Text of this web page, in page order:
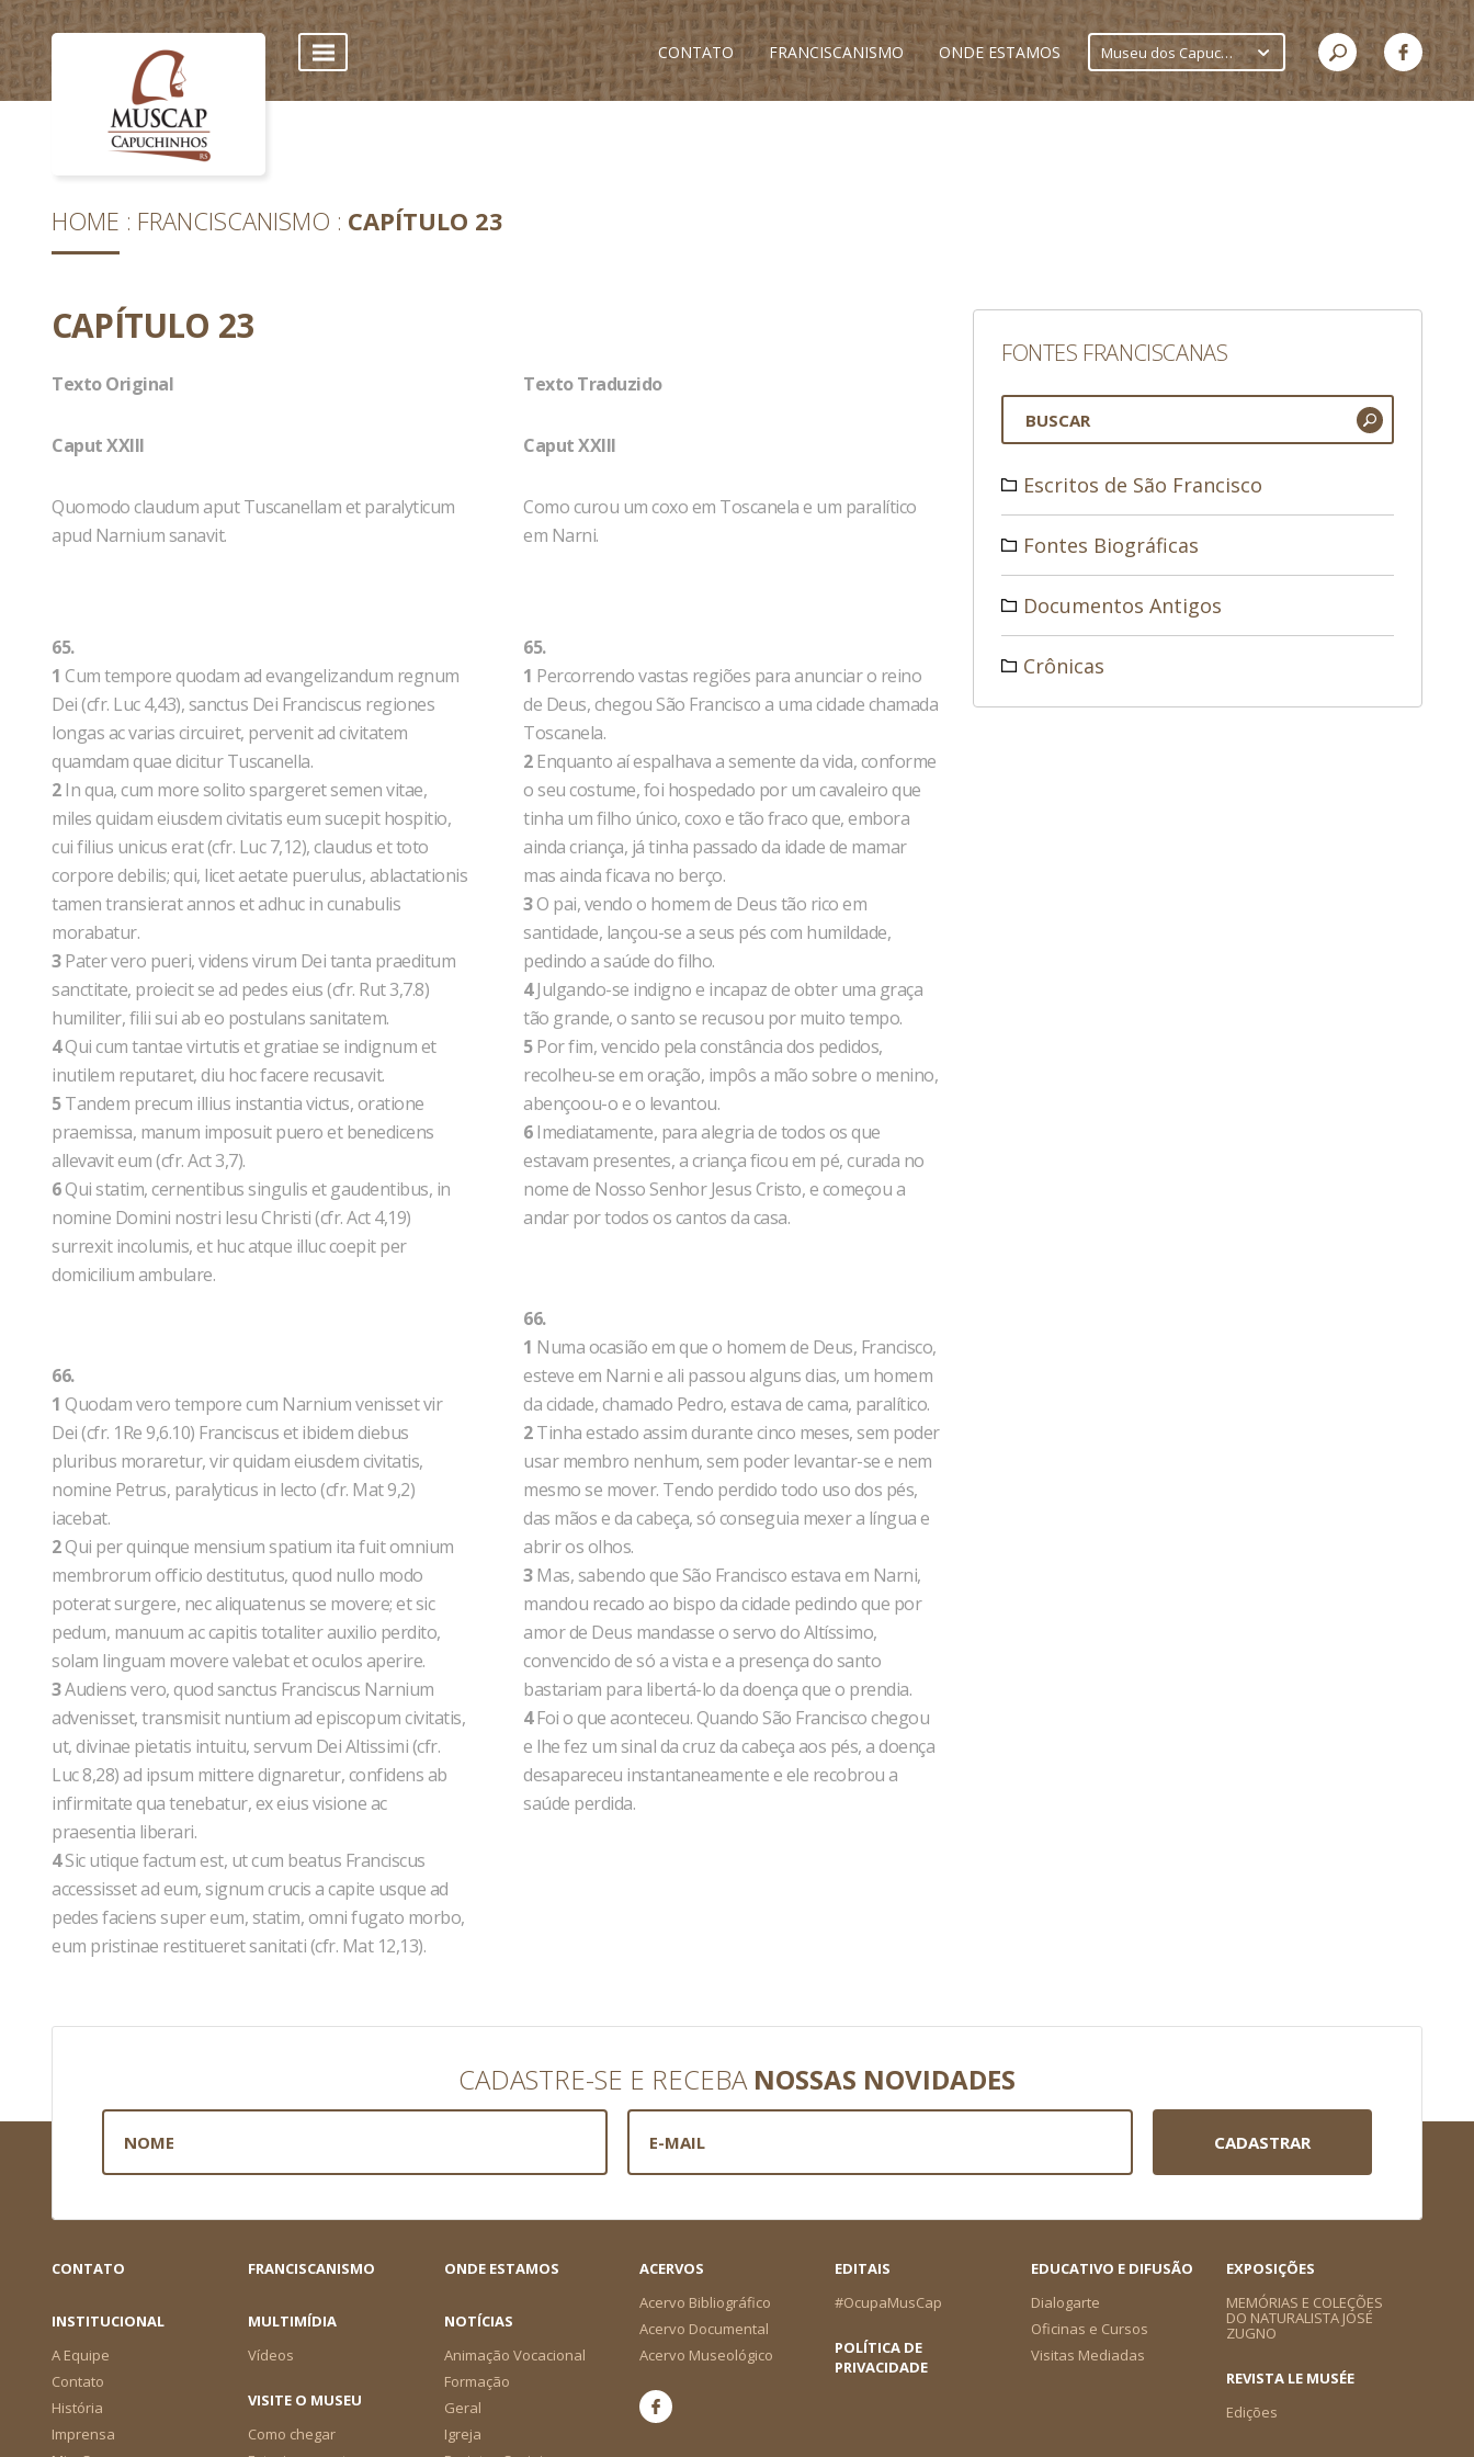
CONTATO FRANCISCANISMO ONDE ESTAMOS Museu dos Capuchinhos
HOME FRANCISCANISMO CAPÍTULO 23
CAPÍTULO 23
Texto Original
Caput XXIII
Quomodo claudum aput Tuscanellam et paralyticum
apud Narnium sanavit.
65.
1 Cum tempore quodam ad evangelizandum regnum
Dei (cfr. Luc 4,43), sanctus Dei Franciscus regiones
longas ac varias circuiret, pervenit ad civitatem
quamdam quae dicitur Tuscanella.
2In qua, cum more solito spargeret semen vitae,
miles quidam eiusdem civitatis eum sucepit hospitio,
cui filius unicus erat (cfr. Luc 7,12), claudus et toto
corpore debilis; qui, licet aetate puerulus, ablactationis
tamen transierat annos et adhuc in cunabulis
morabatur.
3Pater vero pueri, videns virum Dei tanta praeditum
sanctitate, proiecit se ad pedes eius (cfr. Rut 3,7.8)
humiliter, filii sui ab eo postulans sanitatem.
4Qui cum tantae virtutis et gratiae se indignum et
inutilem reputaret, diu hoc facere recusavit.
5Tandem precum illius instantia victus, oratione
praemissa, manum imposuit puero et benedicens
allevavit eum (cfr. Act 3,7).
6Qui statim, cernentibus singulis et gaudentibus, in
nomine Domini nostri Iesu Christi (cfr. Act 4,19)
surrexit incolumis, et huc atque illuc coepit per
domicilium ambulare.
66.
1 Quodam vero tempore cum Narnium venisset vir
Dei (cfr. 1Re 9,6.10) Franciscus et ibidem diebus
pluribus moraretur, vir quidam eiusdem civitatis,
nomine Petrus, paralyticus in lecto (cfr. Mat 9,2)
iacebat.
2Qui per quinque mensium spatium ita fuit omnium
membrorum officio destitutus, quod nullo modo
poterat surgere, nec aliquatenus se movere; et sic
pedum, manuum ac capitis totaliter auxilio perdito,
solam linguam movere valebat et oculos aperire.
3Audiens vero, quod sanctus Franciscus Narnium
advenisset, transmisit nuntium ad episcopum civitatis,
ut, divinae pietatis intuitu, servum Dei Altissimi (cfr.
Luc 8,28) ad ipsum mittere dignaretur, confidens ab
infirmitate qua tenebatur, ex eius visione ac
praesentia liberari.
4Sic utique factum est, ut cum beatus Franciscus
accessisset ad eum, signum crucis a capite usque ad
pedes faciens super eum, statim, omni fugato morbo,
eum pristinae restitueret sanitati (cfr. Mat 12,13).
Texto Traduzido
Caput XXIII
Como curou um coxo em Toscanela e um paralítico
em Narni.
65.
1 Percorrendo vastas regiões para anunciar o reino
de Deus, chegou São Francisco a uma cidade chamada
Toscanela.
2Enquanto aí espalhava a semente da vida, conforme
o seu costume, foi hospedado por um cavaleiro que
tinha um filho único, coxo e tão fraco que, embora
ainda criança, já tinha passado da idade de mamar
mas ainda ficava no berço.
3O pai, vendo o homem de Deus tão rico em
santidade, lançou-se a seus pés com humildade,
pedindo a saúde do filho.
4Julgando-se indigno e incapaz de obter uma graça
tão grande, o santo se recusou por muito tempo.
5Por fim, vencido pela constância dos pedidos,
recolheu-se em oração, impôs a mão sobre o menino,
abençoou-o e o levantou.
6Imediatamente, para alegria de todos os que
estavam presentes, a criança ficou em pé, curada no
nome de Nosso Senhor Jesus Cristo, e começou a
andar por todos os cantos da casa.
66.
1 Numa ocasião em que o homem de Deus, Francisco,
esteve em Narni e ali passou alguns dias, um homem
da cidade, chamado Pedro, estava de cama, paralítico.
2Tinha estado assim durante cinco meses, sem poder
usar membro nenhum, sem poder levantar-se e nem
mesmo se mover. Tendo perdido todo uso dos pés,
das mãos e da cabeça, só conseguia mexer a língua e
abrir os olhos.
3Mas, sabendo que São Francisco estava em Narni,
mandou recado ao bispo da cidade pedindo que por
amor de Deus mandasse o servo do Altíssimo,
convencido de só a vista e a presença do santo
bastariam para libertá-lo da doença que o prendia.
4Foi o que aconteceu. Quando São Francisco chegou
e lhe fez um sinal da cruz da cabeça aos pés, a doença
desapareceu instantaneamente e ele recobrou a
saúde perdida.
FONTES FRANCISCANAS
Escritos de São Francisco
Fontes Biográficas
Documentos Antigos
Crônicas
CADASTRE-SE E RECEBA NOSSAS NOVIDADES
CADASTRAR
CONTATO FRANCISCANISMO ONDE ESTAMOS
ACERVOS
Acervo Bibliográfico
Acervo Documental
Acervo Museológico
EDITAIS
#OcupaMusCap
EDUCATIVO E DIFUSÃO
Dialogarte
Oficinas e Cursos
Visitas Mediadas
EXPOSIÇÕES
MEMÓRIAS E COLEÇÕES
DO NATURALISTA JOSÉ
ZUGNO
INSTITUCIONAL
A Equipe
Contato
História
Imprensa
MULTIMÍDIA
Vídeos
NOTÍCIAS
Animação Vocacional
Formação
Geral
Igreja
POLÍTICA DE
PRIVACIDADE
REVISTA LE MUSÉE
Edições
VISITE O MUSEU
Como chegar